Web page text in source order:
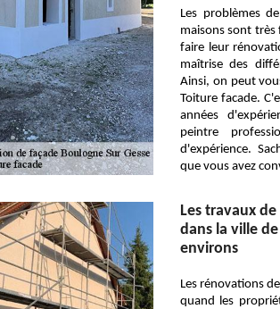
Les problèmes
maisons sont très
faire leur
maîtrise des
Ainsi, on peut
Toiture facade.
années
peintre
d'expérience.
que vous avez
Les travaux
dans la ville
environs
Les rénovations
quand les